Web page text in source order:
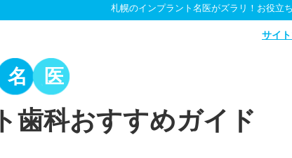
札幌のインプラント名医がズラリ！お役立
サイ
医
歯科おすすめガイド